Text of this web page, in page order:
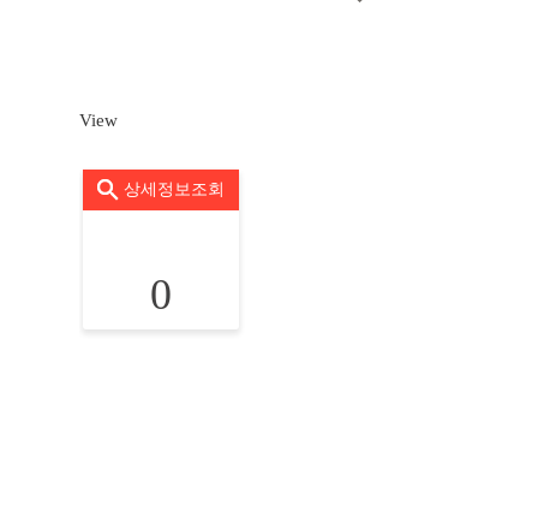
View
상세정보조회
0